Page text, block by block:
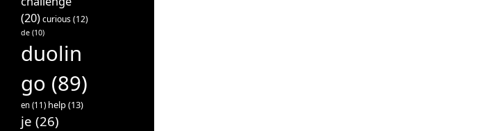
(20)curious(12)
de (10)
duolin
go (89)
en (11) help(13)
je (26)